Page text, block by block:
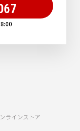
ラインストア